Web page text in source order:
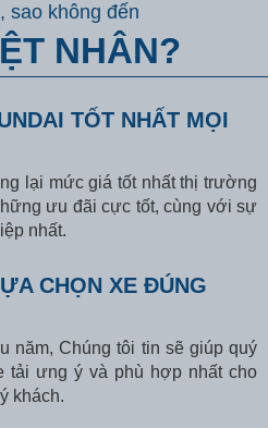
sao không đến
NHÂN?
TỐT NHẤT MỌI
lại mức giá tốt nhất thị trường
ưu đãi cực tốt, cùng với sự
nhất.
CHỌN XE ĐÚNG
năm, Chúng tôi tin sẽ giúp quý
tải ưng ý và phù hợp nhất cho
khách.